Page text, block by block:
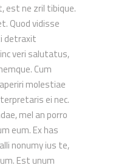
est ne zril tibique.
Quod vidisse
detraxit
veri salutatus,
Cum
molestiae
ei nec.
mel an porro
eum. Ex has
nonumy ius te,
Est unum